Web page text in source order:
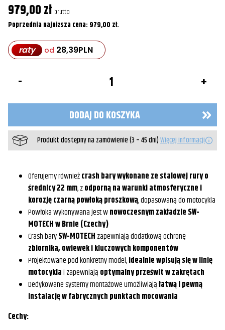
979,00zł brutto
Poprzednia najniższa cena: 979,00 zł.
raty od 28,39PLN
Sw-
górne
Yamaha
Tenere
700
(24-)/
Explore/
Extreme
(24-)
czarne
DODAJ DO KOSZYKA
Produkt dostępny na zamówienie (3 – 45 dni)Więcej informacji
Oferujemy równieżcrash bary wykonane ze stalowej rury o
średnicy 22 mm, zodporną na warunki atmosferyczne i
korozję czarną powłoką proszkową, dopasowaną do motocykla
Powłoka wykonywana jest wnowoczesnym zakładzie SW-
MOTECH w Brnie (Czechy)
Crash barySW-MOTECH zapewniają dodatkową ochronę
zbiornika, owiewek i kluczowych komponentów
Projektowane pod konkretny model,idealnie wpisują się w linię
motocyklai zapewniają optymalny prześwit w zakrętach
Dedykowane systemy montażowe umożliwiająłatwą i pewną
instalację w fabrycznych punktach mocowania
Cechy: